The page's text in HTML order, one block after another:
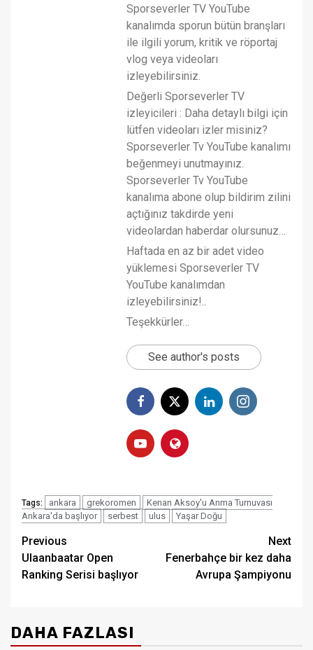
Sporseverler TV YouTube
kanalımda sporun bütün branşları
ile ilgili yorum, kritik ve röportaj
vlog veya videoları
izleyebilirsiniz.
Değerli Sporseverler TV
izleyicileri : Daha detaylı bilgi için
lütfen videoları izler misiniz?
Sporseverler Tv YouTube kanalımı
beğenmeyi unutmayınız.
Sporseverler Tv YouTube
kanalıma abone olup bildirim zilini
açtığınız takdirde yeni
videolardan haberdar olursunuz…
Haftada en az bir adet video
yüklemesi Sporseverler TV
YouTube kanalımdan
izleyebilirsiniz!..
Teşekkürler…
See author's posts
Tags: ankara grekoromen
Kenan Aksoy'u Anma Turnuvası
Ankara'da başlıyor
serbest ulus Yaşar Doğu
Post
navigation
Previous
Ulaanbaatar Open
Ranking Serisi başlıyor
Next
Fenerbahçe bir kez daha
Avrupa Şampiyonu
DAHA FAZLASI